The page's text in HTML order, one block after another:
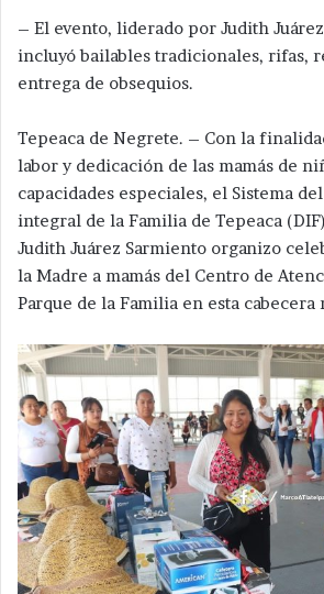
– El evento, liderado por Judith
incluyó bailables tradicionales, rifas,
entrega de obsequios.
Tepeaca de Negrete. – Con la
labor y dedicación de las mamás de
capacidades especiales, el Sistema
integral de la Familia de Tepeaca
Judith Juárez Sarmiento organizo
la Madre a mamás del Centro de
Parque de la Familia en esta